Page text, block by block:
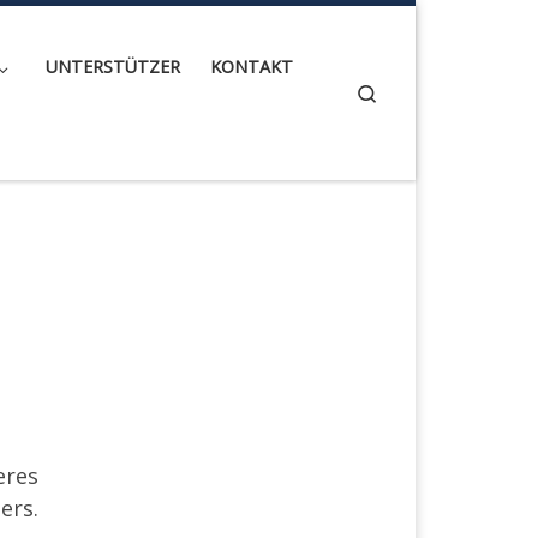
UNTERSTÜTZER KONTAKT